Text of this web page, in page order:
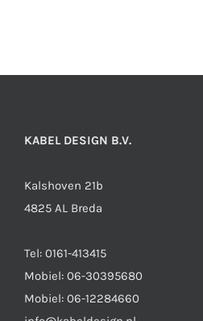
gekozen
KABEL DESIGN B.V.
Kalshoven 21b
4825 AL Breda
Tel: 0161-413415
Mobiel: 06-30395680
Mobiel: 06-12284660